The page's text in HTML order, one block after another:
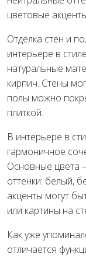
цветовые
Отделка стен и
интерьере в
натуральные
кирпич. Стены
полы можно
плиткой.
В интерьере в
гармоничное
Основные цвета
оттенки: белый,
акценты могут
или картины на
Как уже
отличается